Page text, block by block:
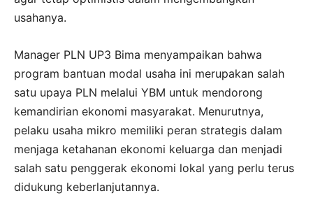
usahanya.
Manager PLN UP3 Bima menyampaikan bahwa
program bantuan modal usaha ini merupakan salah
satu upaya PLN melalui YBM untuk mendorong
kemandirian ekonomi masyarakat. Menurutnya,
pelaku usaha mikro memiliki peran strategis dalam
menjaga ketahanan ekonomi keluarga dan menjadi
salah satu penggerak ekonomi lokal yang perlu terus
didukung keberlanjutannya.